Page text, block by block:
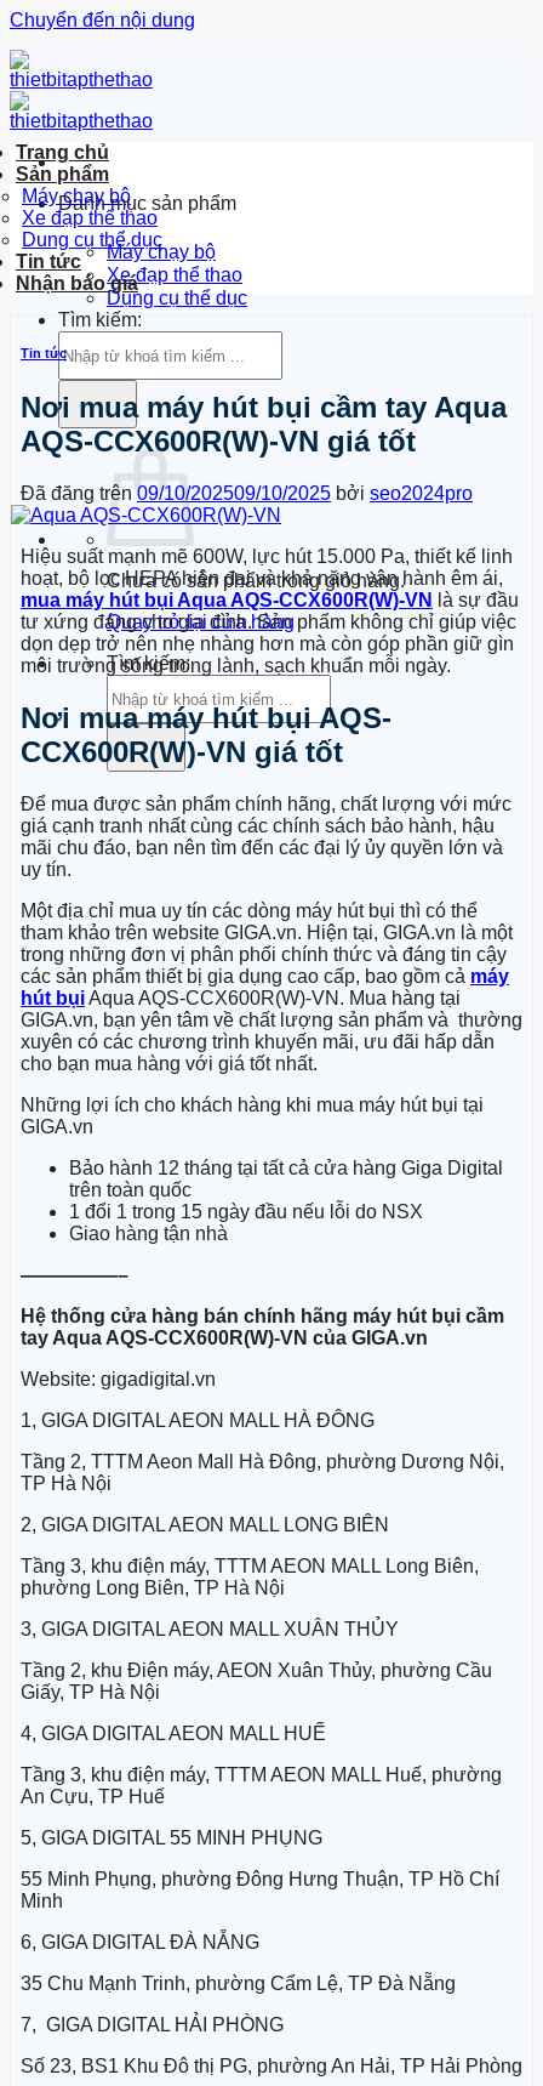
Chuyển đến nội dung
Danh mục sản phẩm
Máy chạy bộ
Xe đạp thể thao
Dụng cụ thể dục
Tìm kiếm:
Chưa có sản phẩm trong giỏ hàng.
Quay trở lại cửa hàng
Tìm kiếm:
Trang chủ
Sản phẩm
Máy chạy bộ
Xe đạp thể thao
Dung cụ thể dục
Tin tức
Nhận báo giá
Tin tức
Nơi mua máy hút bụi cầm tay Aqua
AQS-CCX600R(W)-VN giá tốt
Đã đăng trên 09/10/202509/10/2025 bởi seo2024pro
Hiệu suất mạnh mẽ 600W, lực hút 15.000 Pa, thiết kế linh
hoạt, bộ lọc HEPA hiện đại và khả năng vận hành êm ái,
mua máy hút bụi Aqua AQS-CCX600R(W)-VN
là sự đầu
tư xứng đáng cho gia đình. Sản phẩm không chỉ giúp việc
dọn dẹp trở nên nhẹ nhàng hơn mà còn góp phần giữ gìn
môi trường sống trong lành, sạch khuẩn mỗi ngày.
Nơi mua máy hút bụi AQS-
CCX600R(W)-VN giá tốt
Để mua được sản phẩm chính hãng, chất lượng với mức
giá cạnh tranh nhất cùng các chính sách bảo hành, hậu
mãi chu đáo, bạn nên tìm đến các đại lý ủy quyền lớn và
uy tín.
Một địa chỉ mua uy tín các dòng máy hút bụi thì có thể
tham khảo trên website GIGA.vn. Hiện tại, GIGA.vn là một
trong những đơn vị phân phối chính thức và đáng tin cậy
các sản phẩm thiết bị gia dụng cao cấp, bao gồm cả máy
hút bụiAqua AQS-CCX600R(W)-VN. Mua hàng tại
GIGA.vn, bạn yên tâm về chất lượng sản phẩm và thường
xuyên có các chương trình khuyến mãi, ưu đãi hấp dẫn
cho bạn mua hàng với giá tốt nhất.
Những lợi ích cho khách hàng khi mua máy hút bụi tại
GIGA.vn
Bảo hành 12 tháng tại tất cả cửa hàng Giga Digital
trên toàn quốc
1 đổi 1 trong 15 ngày đầu nếu lỗi do NSX
Giao hàng tận nhà
—————–
Hệ thống cửa hàng bán chính hãng máy hút bụi cầm
tay Aqua AQS-CCX600R(W)-VN của GIGA.vn
Website: gigadigital.vn
1, GIGA DIGITAL AEON MALL HÀ ĐÔNG
Tầng 2, TTTM Aeon Mall Hà Đông, phường Dương Nội,
TP Hà Nội
2, GIGA DIGITAL AEON MALL LONG BIÊN
Tầng 3, khu điện máy, TTTM AEON MALL Long Biên,
phường Long Biên, TP Hà Nội
3, GIGA DIGITAL AEON MALL XUÂN THỦY
Tầng 2, khu Điện máy, AEON Xuân Thủy, phường Cầu
Giấy, TP Hà Nội
4, GIGA DIGITAL AEON MALL HUẾ
Tầng 3, khu điện máy, TTTM AEON MALL Huế, phường
An Cựu, TP Huế
5, GIGA DIGITAL 55 MINH PHỤNG
55 Minh Phụng, phường Đông Hưng Thuận, TP Hồ Chí
Minh
6, GIGA DIGITAL ĐÀ NẴNG
35 Chu Mạnh Trinh, phường Cẩm Lệ, TP Đà Nẵng
7, GIGA DIGITAL HẢI PHÒNG
Số 23, BS1 Khu Đô thị PG, phường An Hải, TP Hải Phòng